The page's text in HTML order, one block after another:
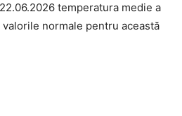
temperatura medie a
normale pentru această